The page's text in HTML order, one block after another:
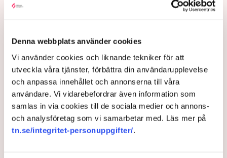
Denna webbplats använder cookies
Vi använder cookies och liknande tekniker för att
utveckla våra tjänster, förbättra din användarupplevelse
och anpassa innehållet och annonserna till våra
användare. Vi vidarebefordrar även information som
samlas in via cookies till de sociala medier och annons-
och analysföretag som vi samarbetar med. Läs mer på
tn.se/integritet-personuppgifter/.
sedan 28 juli.
Polisen kritiseras för bristande agerande vid
aktionerna.
Polisinspektör Anna-Lena Mann förklarar polisens
agerande på plats.
40 personer misstänks med cirka 120